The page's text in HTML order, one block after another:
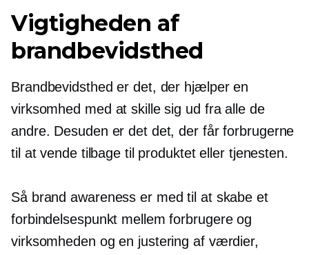
Vigtigheden af ​​
brandbevidsthed
Brandbevidsthed er det, der hjælper en
virksomhed med at skille sig ud fra alle de
andre. Desuden er det det, der får forbrugerne
til at vende tilbage til produktet eller tjenesten.
Så brand awareness er med til at skabe et
forbindelsespunkt mellem forbrugere og
virksomheden og en justering af værdier,